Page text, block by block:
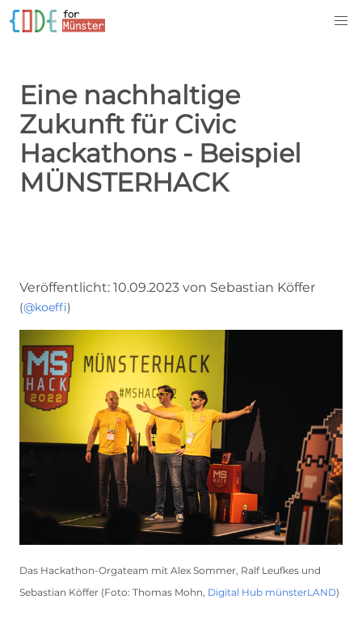
Eine nachhaltige
Zukunft für Civic
Hackathons - Beispiel
MÜNSTERHACK
Veröffentlicht: 10.09.2023 von Sebastian Köffer
(@koeffi)
Das Hackathon-Orgateam mit Alex Sommer, Ralf Leufkes und
Sebastian Köffer (Foto: Thomas Mohn, Digital Hub münsterLAND)